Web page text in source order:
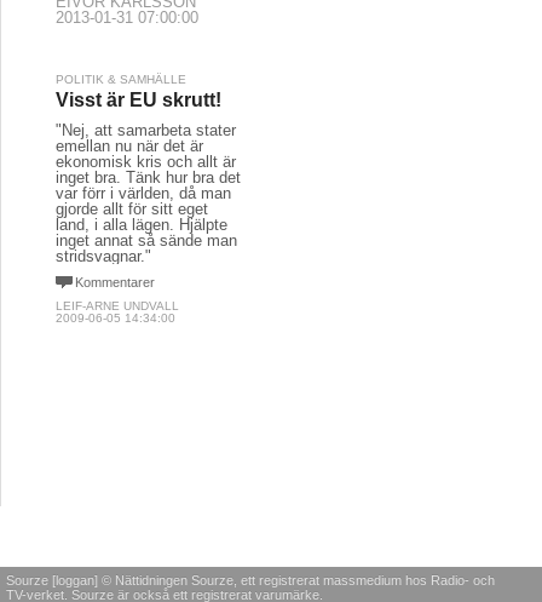
2013-01-31 07:00:00
POLITIK & SAMHÄLLE
Visst är EU skrutt!
"Nej, att samarbeta stater
emellan nu när det är
ekonomisk kris och allt är
inget bra. Tänk hur bra det
var förr i världen, då man
gjorde allt för sitt eget
land, i alla lägen. Hjälpte
inget annat så sände man
stridsvagnar."
Kommentarer
LEIF-ARNE UNDVALL
2009-06-05 14:34:00
Sourze [loggan] © Nättidningen Sourze, ett registrerat massmedium hos Radio- och
TV-verket. Sourze är också ett registrerat varumärke.